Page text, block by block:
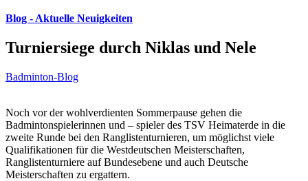
Blog - Aktuelle Neuigkeiten
Turniersiege durch Niklas und Nele
Badminton-Blog
Noch vor der wohlverdienten Sommerpause gehen die
Badmintonspielerinnen und – spieler des TSV Heimaterde in die
zweite Runde bei den Ranglistenturnieren, um möglichst viele
Qualifikationen für die Westdeutschen Meisterschaften,
Ranglistenturniere auf Bundesebene und auch Deutsche
Meisterschaften zu ergattern.